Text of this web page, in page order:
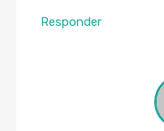
Responder